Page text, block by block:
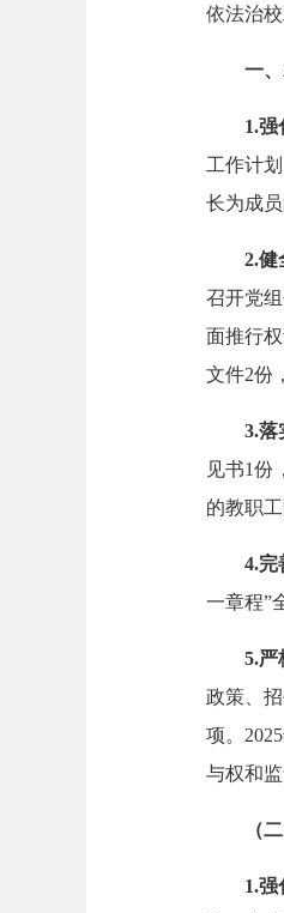
依法治
一、
1.强
工作计
长为成
2.健
召开党
面推行
文件2份
3.落
见书1份
的教职
4.完
一章程”
5.严
政策、
项。
与权和监
（
1.强